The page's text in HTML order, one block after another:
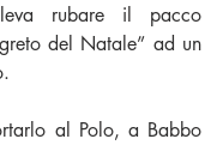
rubare il pacco
del Natale” ad un
al Polo, a Babbo